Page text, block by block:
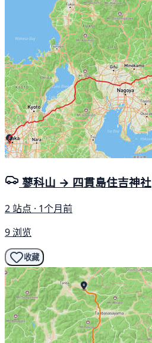
蓼科山 → 四貫島住吉神社
2 站点 · 1个月前
9 浏览
收藏